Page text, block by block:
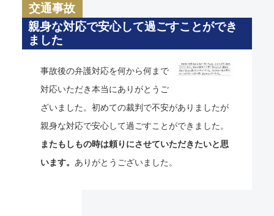
交通事故
親身な対応で安心して過ごすことができ
ました
事故後の弁護対応を何から何まで
対応いただき本当にありがとうご
ざいました。初めての裁判で不安がありましたが
親身な対応で安心して過ごすことができました。
またもしもの時は頼りにさせていただきたいと思
います。 ありがとうございました。